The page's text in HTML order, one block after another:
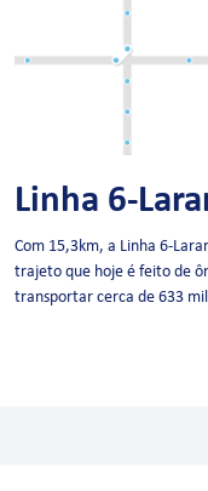
Linha 6-
Com 15,3km, a Linha 6-
trajeto que hoje é feito de
transportar cerca de 633